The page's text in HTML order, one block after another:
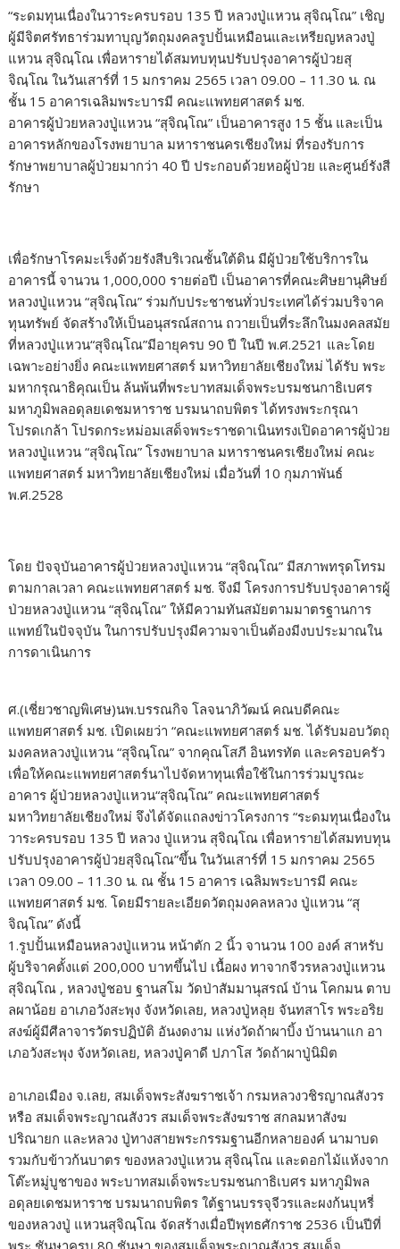
b
o
o
k
er di
t
g
er
bl
r
e
st
y
Li
n
k
e
“ระดมทุนเนื่องในวาระครบรอบ 135 ปี หลวงปู่แหวน สุจิณฺโณ” เชิญ
ผู้มีจิตศรัทธาร่วมทาบุญวัตถุมงคลรูปปั้นเหมือนและเหรียญหลวงปู่
แหวน สุจิณฺโณ เพื่อหารายได้สมทบทุนปรับปรุงอาคารผู้ป่วยสุ
จิณฺโณ ในวันเสาร์ที่ 15 มกราคม 2565 เวลา 09.00 – 11.30 น. ณ
ชั้น 15 อาคารเฉลิมพระบารมี คณะแพทยศาสตร์ มช.
อาคารผู้ป่วยหลวงปู่แหวน “สุจิณฺโณ” เป็นอาคารสูง 15 ชั้น และเป็น
อาคารหลักของโรงพยาบาล มหาราชนครเชียงใหม่ ที่รองรับการ
รักษาพยาบาลผู้ป่วยมากว่า 40 ปี ประกอบด้วยหอผู้ป่วย และศูนย์รังสี
รักษา
เพื่อรักษาโรคมะเร็งด้วยรังสีบริเวณชั้นใต้ดิน มีผู้ป่วยใช้บริการใน
อาคารนี้ จานวน 1,000,000 รายต่อปี เป็นอาคารที่คณะศิษยานุศิษย์
หลวงปู่แหวน “สุจิณฺโณ” ร่วมกับประชาชนทั่วประเทศได้ร่วมบริจาค
ทุนทรัพย์ จัดสร้างให้เป็นอนุสรณ์สถาน ถวายเป็นที่ระลึกในมงคลสมัย
ที่หลวงปู่แหวน“สุจิณฺโณ”มีอายุครบ 90 ปี ในปี พ.ศ.2521 และโดย
เฉพาะอย่างยิ่ง คณะแพทยศาสตร์ มหาวิทยาลัยเชียงใหม่ ได้รับ พระ
มหากรุณาธิคุณเป็น ล้นพ้นที่พระบาทสมเด็จพระบรมชนกาธิเบศร
มหาภูมิพลอดุลยเดชมหาราช บรมนาถบพิตร ได้ทรงพระกรุณา
โปรดเกล้า โปรดกระหม่อมเสด็จพระราชดาเนินทรงเปิดอาคารผู้ป่วย
หลวงปู่แหวน “สุจิณฺโณ” โรงพยาบาล มหาราชนครเชียงใหม่ คณะ
แพทยศาสตร์ มหาวิทยาลัยเชียงใหม่ เมื่อวันที่ 10 กุมภาพันธ์
พ.ศ.2528
โดย ปัจจุบันอาคารผู้ป่วยหลวงปู่แหวน “สุจิณฺโณ” มีสภาพทรุดโทรม
ตามกาลเวลา คณะแพทยศาสตร์ มช. จึงมี โครงการปรับปรุงอาคารผู้
ป่วยหลวงปู่แหวน “สุจิณฺโณ” ให้มีความทันสมัยตามมาตรฐานการ
แพทย์ในปัจจุบัน ในการปรับปรุงมีความจาเป็นต้องมีงบประมาณใน
การดาเนินการ
ศ.(เชี่ยวชาญพิเศษ)นพ.บรรณกิจ โลจนาภิวัฒน์ คณบดีคณะ
แพทยศาสตร์ มช. เปิดเผยว่า “คณะแพทยศาสตร์ มช. ได้รับมอบวัตถุ
มงคลหลวงปู่แหวน “สุจิณฺโณ” จากคุณโสภี อินทรทัต และครอบครัว
เพื่อให้คณะแพทยศาสตร์นาไปจัดหาทุนเพื่อใช้ในการร่วมบูรณะ
อาคาร ผู้ป่วยหลวงปู่แหวน“สุจิณฺโณ” คณะแพทยศาสตร์
มหาวิทยาลัยเชียงใหม่ จึงได้จัดแถลงข่าวโครงการ “ระดมทุนเนื่องใน
วาระครบรอบ 135 ปี หลวง ปู่แหวน สุจิณฺโณ เพื่อหารายได้สมทบทุน
ปรับปรุงอาคารผู้ป่วยสุจิณฺโณ”ขึ้น ในวันเสาร์ที่ 15 มกราคม 2565
เวลา 09.00 – 11.30 น. ณ ชั้น 15 อาคาร เฉลิมพระบารมี คณะ
แพทยศาสตร์ มช. โดยมีรายละเอียดวัตถุมงคลหลวง ปู่แหวน “สุ
จิณฺโณ” ดังนี้
1.รูปปั้นเหมือนหลวงปู่แหวน หน้าตัก 2 นิ้ว จานวน 100 องค์ สาหรับ
ผู้บริจาคตั้งแต่ 200,000 บาทขึ้นไป เนื้อผง ทาจากจีวรหลวงปู่แหวน
สุจิณฺโณ , หลวงปู่ชอบ ฐานสโม วัดป่าสัมมานุสรณ์ บ้าน โคกมน ตาบ
ลผาน้อย อาเภอวังสะพุง จังหวัดเลย, หลวงปู่หลุย จันทสาโร พระอริย
สงฆ์ผู้มีศีลาจารวัตรปฏิบัติ อันงดงาม แห่งวัดถ้าผาบิ้ง บ้านนาแก อา
เภอวังสะพุง จังหวัดเลย, หลวงปู่คาดี ปภาโส วัดถ้าผาปู่นิมิต
อาเภอเมือง จ.เลย, สมเด็จพระสังฆราชเจ้า กรมหลวงวชิรญาณสังวร
หรือ สมเด็จพระญาณสังวร สมเด็จพระสังฆราช สกลมหาสังฆ
ปริณายก และหลวง ปู่ทางสายพระกรรมฐานอีกหลายองค์ นามาบด
รวมกับข้าวก้นบาตร ของหลวงปู่แหวน สุจิณฺโณ และดอกไม้แห้งจาก
โต๊ะหมู่บูชาของ พระบาทสมเด็จพระบรมชนกาธิเบศร มหาภูมิพล
อดุลยเดชมหาราช บรมนาถบพิตร ใต้ฐานบรรจุจีวรและผงก้นบุหรี่
ของหลวงปู่ แหวนสุจิณฺโณ จัดสร้างเมื่อปีพุทธศักราช 2536 เป็นปีที่
พระ ชันษาครบ 80 ชันษา ของสมเด็จพระญาณสังวร สมเด็จ